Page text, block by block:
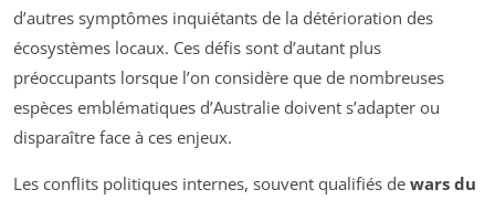
d’autres symptômes inquiétants de la détérioration des
écosystèmes locaux. Ces défis sont d’autant plus
préoccupants lorsque l’on considère que de nombreuses
espèces emblématiques d’Australie doivent s’adapter ou
disparaître face à ces enjeux.
Les conflits politiques internes, souvent qualifiés de wars du